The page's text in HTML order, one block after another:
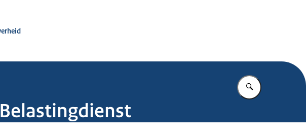
Vul in wat u